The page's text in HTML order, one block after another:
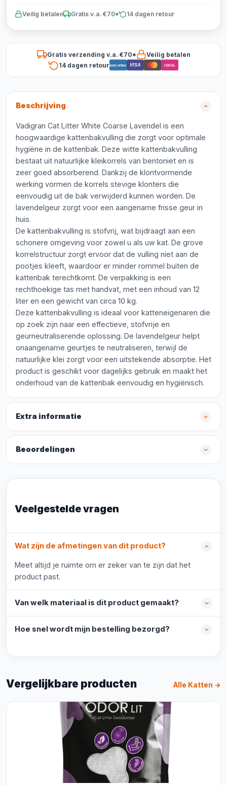
Veilig betalen Gratis v.a. €70* 14 dagen retour
Gratis verzending v.a. €70*
Veilig betalen
14 dagen retourBancontact VISA iDEAL
Beschrijving
Vadigran Cat Litter White Coarse Lavendel is een
hoogwaardige kattenbakvulling die zorgt voor optimale
hygiëne in de kattenbak. Deze witte kattenbakvulling
bestaat uit natuurlijke kleikorrels van bentoniet en is
zeer goed absorberend. Dankzij de klontvormende
werking vormen de korrels stevige klonters die
eenvoudig uit de bak verwijderd kunnen worden. De
lavendelgeur zorgt voor een aangename frisse geur in
huis.
De kattenbakvulling is stofvrij, wat bijdraagt aan een
schonere omgeving voor zowel u als uw kat. De grove
korrelstructuur zorgt ervoor dat de vulling niet aan de
pootjes kleeft, waardoor er minder rommel buiten de
kattenbak terechtkomt. De verpakking is een
rechthoekige tas met handvat, met een inhoud van 12
liter en een gewicht van circa 10 kg.
Deze kattenbakvulling is ideaal voor katteneigenaren die
op zoek zijn naar een effectieve, stofvrije en
geurneutraliserende oplossing. De lavendelgeur helpt
onaangename geurtjes te neutraliseren, terwijl de
natuurlijke klei zorgt voor een uitstekende absorptie. Het
product is geschikt voor dagelijks gebruik en maakt het
onderhoud van de kattenbak eenvoudig en hygiënisch.
Extra informatie
Beoordelingen
Veelgestelde vragen
Wat zijn de afmetingen van dit product?
Meet altijd je ruimte om er zeker van te zijn dat het
product past.
Van welk materiaal is dit product gemaakt?
Hoe snel wordt mijn bestelling bezorgd?
Vergelijkbare producten Alle Katten →